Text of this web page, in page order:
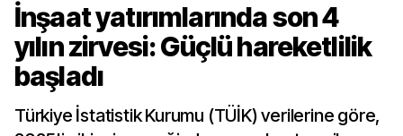
İnşaat yatırımlarında son 4
yılın zirvesi: Güçlü hareketlilik
başladı
Türkiye İstatistik Kurumu (TÜİK) verilerine göre,